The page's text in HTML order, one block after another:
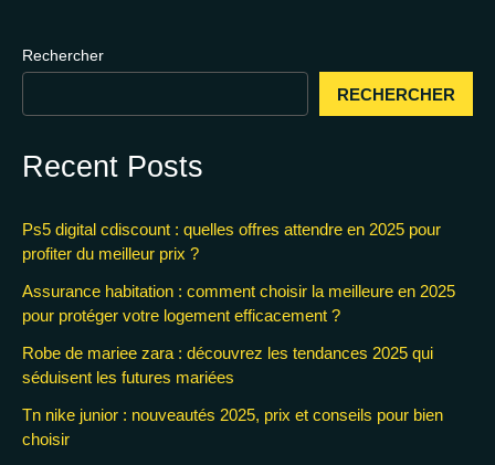
Rechercher
RECHERCHER
Recent Posts
Ps5 digital cdiscount : quelles offres attendre en 2025 pour
profiter du meilleur prix ?
Assurance habitation : comment choisir la meilleure en 2025
pour protéger votre logement efficacement ?
Robe de mariee zara : découvrez les tendances 2025 qui
séduisent les futures mariées
Tn nike junior : nouveautés 2025, prix et conseils pour bien
choisir